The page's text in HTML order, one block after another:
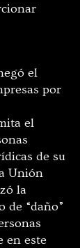
el
por
el
de su
Unión
la
de “daño”
en este